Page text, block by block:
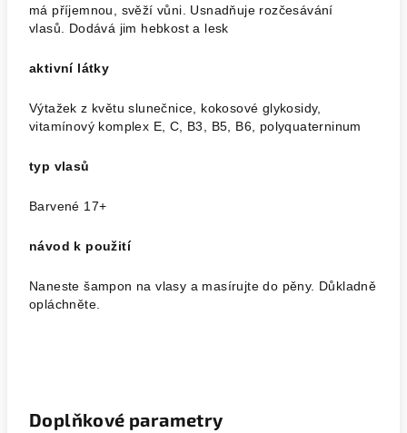
má příjemnou, svěží vůni. Usnadňuje rozčesávání
vlasů. Dodává jim hebkost a lesk
aktivní látky
Výtažek z květu slunečnice, kokosové glykosidy,
vitamínový komplex E, C, B3, B5, B6, polyquaterninum
typ vlasů
Barvené 17+
návod k použití
Naneste šampon na vlasy a masírujte do pěny. Důkladně
opláchněte.
Doplňkové parametry